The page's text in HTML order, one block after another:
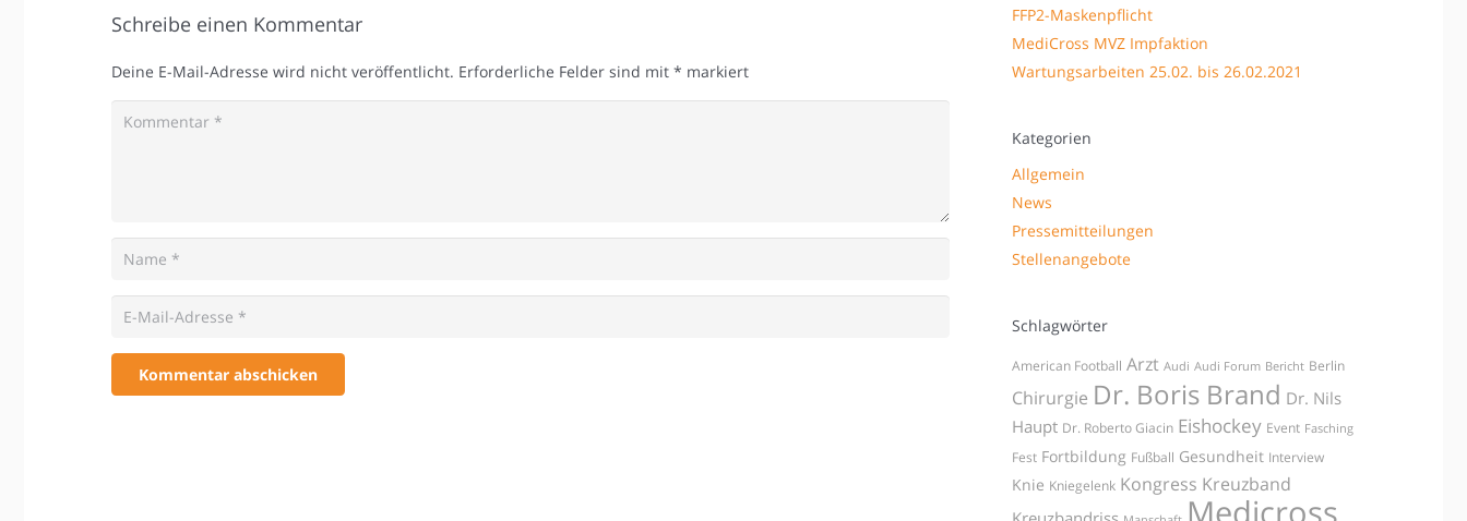
Schreibe einen Kommentar
Deine E-Mail-Adresse wird nicht veröffentlicht. Erforderliche Felder sind mit * markiert
Kommentar abschicken
FFP2-Maskenpflicht
MediCross MVZ Impfaktion
Wartungsarbeiten 25.02. bis 26.02.2021
Kategorien
Allgemein
News
Pressemitteilungen
Stellenangebote
Schlagwörter
American Football Arzt Audi Audi Forum Bericht Berlin
Chirurgie Dr. Boris Brand Dr. Nils
Haupt Dr. Roberto Giacin Eishockey Event Fasching
Fest Fortbildung Fußball Gesundheit Interview
Knie Kniegelenk Kongress Kreuzband